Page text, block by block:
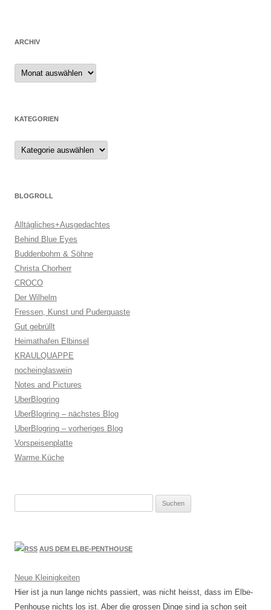
ARCHIV
Archiv
KATEGORIEN
Kategorien
BLOGROLL
Alltägliches+Ausgedachtes
Behind Blue Eyes
Buddenbohm & Söhne
Christa Chorherr
CROCO
Der Wilhelm
Fressen, Kunst und Puderquaste
Gut gebrüllt
Heimathafen Elbinsel
KRAULQUAPPE
nocheinglaswein
Notes and Pictures
UberBlogring
UberBlogring – nächstes Blog
UberBlogring – vorheriges Blog
Vorspeisenplatte
Warme Küche
AUS DEM ELBE-PENTHOUSE
Neue Kleinigkeiten
Hier ist ja nun lange nichts passiert, was nicht heisst, dass im Elbe-
Penhouse nichts los ist. Aber die grossen Dinge sind ja schon seit